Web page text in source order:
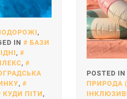
,
IN
БАЗИ
,
,
,
КУДИ ПІТИ,
POSTED IN
ПРИРОДА